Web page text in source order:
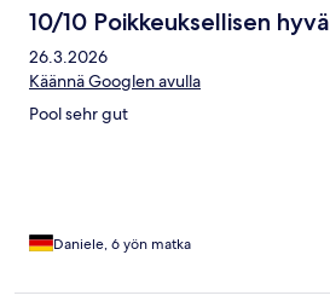
10/10 Poikkeuksellisen hyvä
26.3.2026
Käännä Googlen avulla
Pool sehr gut
Daniele, 6 yön matka